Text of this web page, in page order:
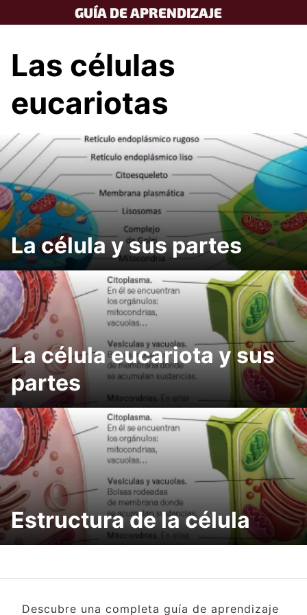
to
GUÍA DE APRENDIZAJE
Las células
eucariotas
La célula y sus partes
La célula eucariota y sus
partes
Estructura de la célula
Descubre una completa guía de aprendizaje